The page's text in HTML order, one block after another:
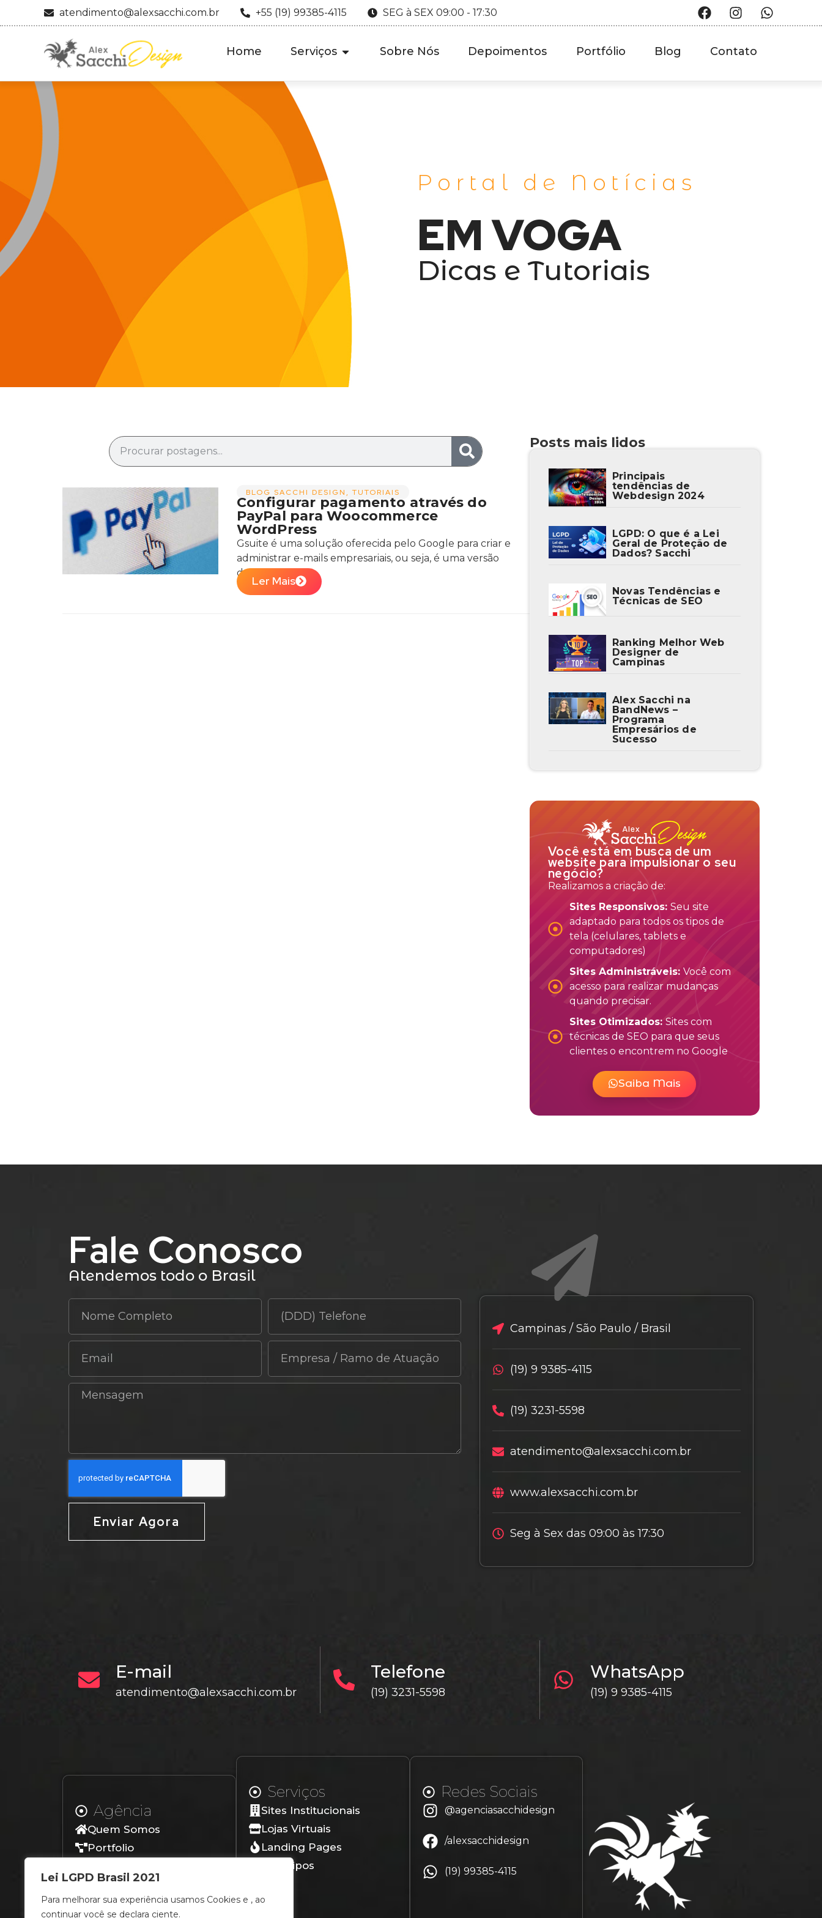
Lei LGPD Brasil 2021
Para melhorar sua experiência usamos Cookies e , ao
continuar você se declara ciente.
atendimento@alexsacchi.com.br +55 (19) 99385-4115 SEG à SEX 09:00 - 17:30
Home Serviços Sobre Nós Depoimentos Portfólio Blog Contato
Portal de Notícias
EM VOGA
Dicas e Tutoriais
BLOG SACCHI DESIGN , TUTORIAIS
Configurar pagamento através do
PayPal para Woocommerce
WordPress
Gsuite é uma solução oferecida pelo Google para criar e
administrar e-mails empresariais, ou seja, é uma versão
do Gmail...
Ler Mais
Posts mais lidos
Principais
tendências de
Webdesign 2024
LGPD: O que é a Lei
Geral de Proteção de
Dados? Sacchi
Novas Tendências e
Técnicas de SEO
Ranking Melhor Web
Designer de
Campinas
Alex Sacchi na
BandNews –
Programa
Empresários de
Sucesso
Você está em busca de um
website para impulsionar o seu
negócio?
Realizamos a criação de:
Sites Responsivos: Seu site
adaptado para todos os tipos de
tela (celulares, tablets e
computadores)
Sites Administráveis: Você com
acesso para realizar mudanças
quando precisar.
Sites Otimizados: Sites com
técnicas de SEO para que seus
clientes o encontrem no Google
Saiba Mais
Fale Conosco
Atendemos todo o Brasil
Enviar Agora
Campinas / São Paulo / Brasil
(19) 9 9385-4115
(19) 3231-5598
atendimento@alexsacchi.com.br
www.alexsacchi.com.br
Seg à Sex das 09:00 às 17:30
E-mail
atendimento@alexsacchi.com.br
Telefone
(19) 3231-5598
WhatsApp
(19) 9 9385-4115
Agência
Quem Somos
Portfolio
Blog
Contato
Serviços
Sites Institucionais
Lojas Virtuais
Landing Pages
Logotipos
Redes Sociais
@agenciasacchidesign
/alexsacchidesign
(19) 99385-4115